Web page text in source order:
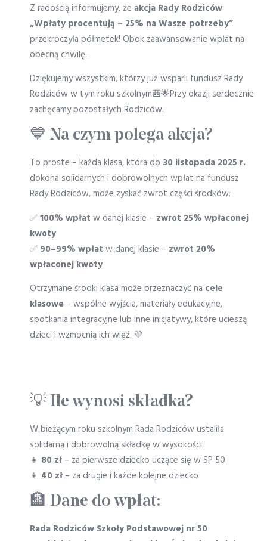
Z radością informujemy, że akcja Rady Rodziców
„Wpłaty procentują – 25% na Wasze potrzeby”
przekroczyła półmetek! Obok zaawansowanie wpłat na
obecną chwilę.
Dziękujemy wszystkim, którzy już wsparli fundusz Rady
Rodziców w tym roku szkolnym🎒🌟Przy okazji serdecznie
zachęcamy pozostałych Rodziców.
💙 Na czym polega akcja?
To proste – każda klasa, która do 30 listopada 2025 r.
dokona solidarnych i dobrowolnych wpłat na fundusz
Rady Rodziców, może zyskać zwrot części środków:
✅100% wpłat w danej klasie – zwrot 25% wpłaconej
kwoty
✅ 90–99% wpłat w danej klasie – zwrot 20%
wpłaconej kwoty
Otrzymane środki klasa może przeznaczyć na cele
klasowe – wspólne wyjścia, materiały edukacyjne,
spotkania integracyjne lub inne inicjatywy, które ucieszą
dzieci i wzmocnią ich więź. 💛
💡 Ile wynosi składka?
W bieżącym roku szkolnym Rada Rodziców ustaliła
solidarną i dobrowolną składkę w wysokości:
👧 80 zł – za pierwsze dziecko uczące się w SP 50
👦 40 zł – za drugie i każde kolejne dziecko
🏦 Dane do wpłat:
Rada Rodziców Szkoły Podstawowej nr 50